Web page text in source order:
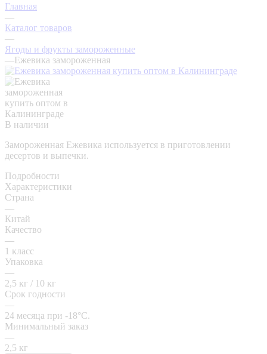
Главная
—
Каталог товаров
—
Ягоды и фрукты замороженные
—Ежевика замороженная
В наличии
Замороженная Ежевика используется в приготовлении
десертов и выпечки.
Подробности
Характеристики
Страна
—
Китай
Качество
—
1 класс
Упаковка
—
2,5 кг / 10 кг
Срок годности
—
24 месяца при -18°C.
Минимальный заказ
—
2,5 кг